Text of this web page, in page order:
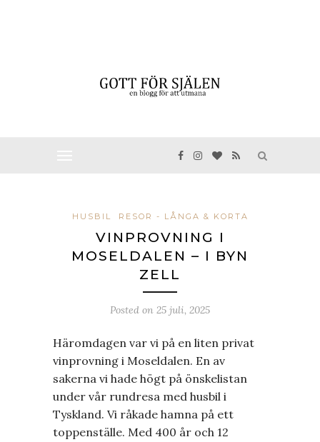
HUSBIL RESOR - LÅNGA & KORTA
VINPROVNING I
MOSELDALEN – I BYN
ZELL
Posted on 25 juli, 2025
Häromdagen var vi på en liten privat
vinprovning i Moseldalen. En av
sakerna vi hade högt på önskelistan
under vår rundresa med husbil i
Tyskland. Vi råkade hamna på ett
toppenställe. Med 400 år och 12